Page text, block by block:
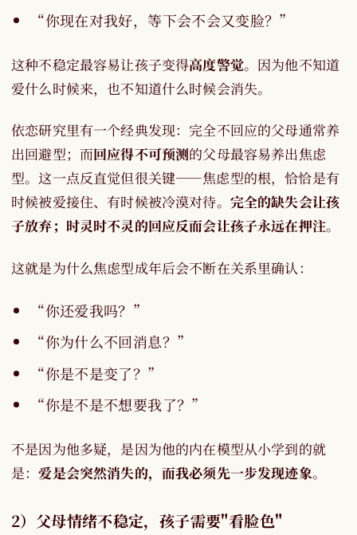
“你现在对我好，等下会不会又变脸？”
这种不稳定最容易让孩子变得高度警觉。因为他不知道
爱什么时候来，也不知道什么时候会消失。
依恋研究里有一个经典发现：完全不回应的父母通常养
出回避型；而回应得不可预测的父母最容易养出焦虑
型。这一点反直觉但很关键——焦虑型的根，恰恰是有
时候被爱接住、有时候被冷漠对待。 完全的缺失会让孩
子放弃；时灵时不灵的回应反而会让孩子永远在押注。
这就是为什么焦虑型成年后会不断在关系里确认：
“你还爱我吗？”
“你为什么不回消息？”
“你是不是变了？”
“你是不是不想要我了？”
不是因为他多疑，是因为他的内在模型从小学到的就
是：爱是会突然消失的，而我必须先一步发现迹象。
2）父母情绪不稳定，孩子需要"看脸色"